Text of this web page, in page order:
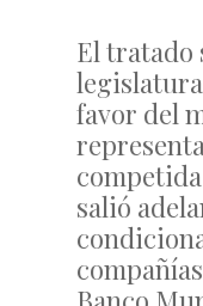
El tratado
favor del
salió